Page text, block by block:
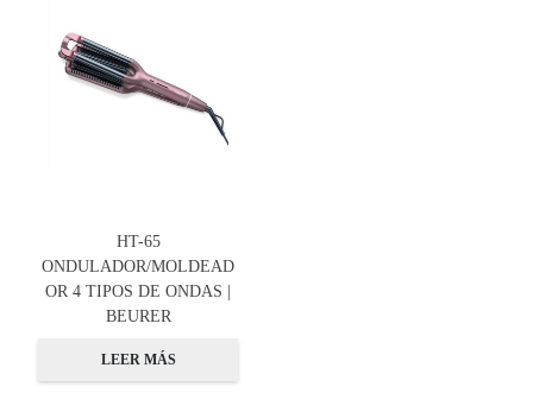
HT-65
ONDULADOR/MOLDEAD
OR 4 TIPOS DE ONDAS |
BEURER
LEER MÁS